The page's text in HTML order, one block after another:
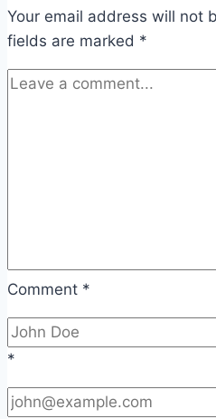
Your email address will not
fields are marked *
Comment *
*